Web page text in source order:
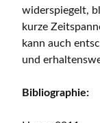
widerspiegelt,
kurze
kann auch
und
Bibliographie: